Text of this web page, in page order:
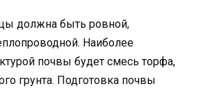
должна быть ровной,
Наиболее
почвы будет смесь торфа,
грунта. Подготовка почвы